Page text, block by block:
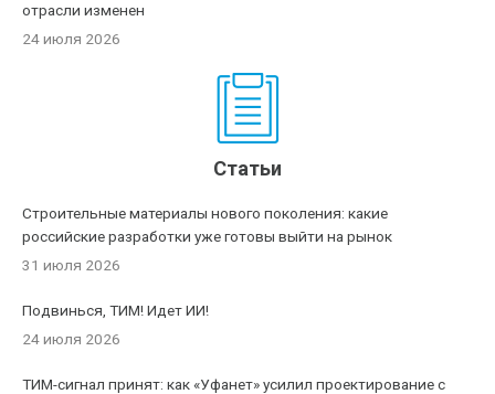
отрасли изменен
24 июля 2026
Статьи
Строительные материалы нового поколения: какие
российские разработки уже готовы выйти на рынок
31 июля 2026
Подвинься, ТИМ! Идет ИИ!
24 июля 2026
ТИМ-сигнал принят: как «Уфанет» усилил проектирование с